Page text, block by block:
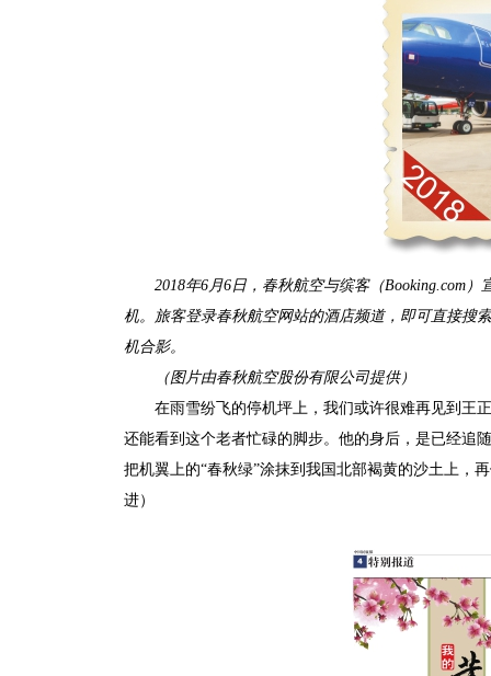
2018年6月6日，春秋航空与缤客（Booking.com
机。旅客登录春秋航空网站的酒店频道，即可直接搜
机合影。
（图片由春秋航空股份有限公司提供）
在雨雪纷飞的停机坪上，我们或许很难再见到王
还能看到这个老者忙碌的脚步。他的身后，是已经追
把机翼上的“春秋绿”涂抹到我国北部褐黄的沙土上，
进）